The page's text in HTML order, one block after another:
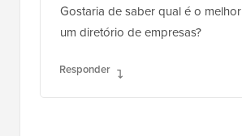
Gostaria de saber qual é o
um diretório de empresas?
Responder